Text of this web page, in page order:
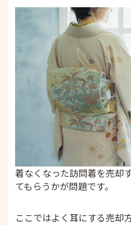
着なくなった訪問着を売却
てもらうかが問題です。
ここではよく耳にする売却